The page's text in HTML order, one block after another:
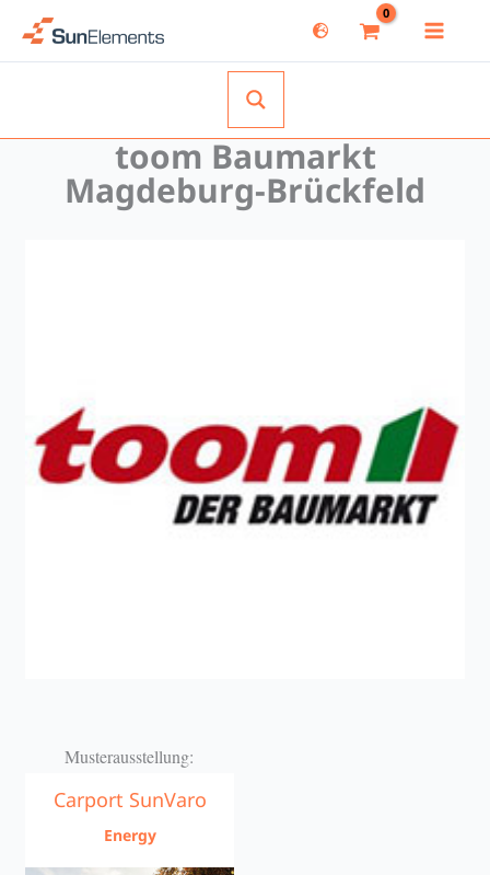
Inhalt
toom Baumarkt
Magdeburg-Brückfeld
Musterausstellung:
Carport SunVaro
Energy